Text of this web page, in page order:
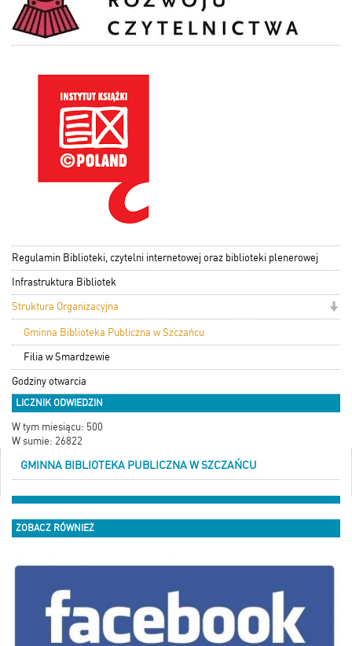
Regulamin Biblioteki, czytelni internetowej oraz biblioteki plenerowej
Infrastruktura Bibliotek
Struktura Organizacyjna
Gminna Biblioteka Publiczna w Szczańcu
Filia w Smardzewie
Godziny otwarcia
LICZNIK ODWIEDZIN
W tym miesiącu: 500
W sumie: 26822
GMINNA BIBLIOTEKA PUBLICZNA W SZCZAŃCU
ZOBACZ RÓWNIEŻ